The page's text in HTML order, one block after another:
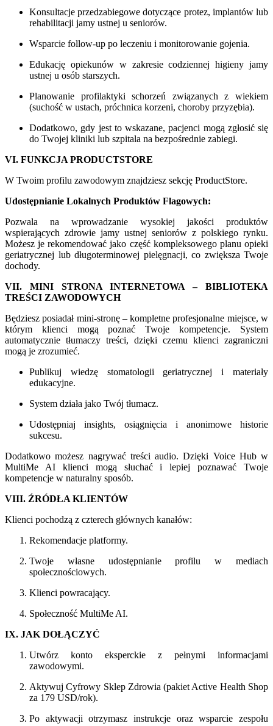
Konsultacje przedzabiegowe dotyczące protez, implantów lub
rehabilitacji jamy ustnej u seniorów.
Wsparcie follow-up po leczeniu i monitorowanie gojenia.
Edukację opiekunów w zakresie codziennej higieny jamy
ustnej u osób starszych.
Planowanie profilaktyki schorzeń związanych z wiekiem
(suchość w ustach, próchnica korzeni, choroby przyzębia).
Dodatkowo, gdy jest to wskazane, pacjenci mogą zgłosić się
do Twojej kliniki lub szpitala na bezpośrednie zabiegi.
VI. FUNKCJA PRODUCTSTORE
W Twoim profilu zawodowym znajdziesz sekcję ProductStore.
Udostępnianie Lokalnych Produktów Flagowych:
Pozwala na wprowadzanie wysokiej jakości produktów
wspierających zdrowie jamy ustnej seniorów z polskiego rynku.
Możesz je rekomendować jako część kompleksowego planu opieki
geriatrycznej lub długoterminowej pielęgnacji, co zwiększa Twoje
dochody.
VII. MINI STRONA INTERNETOWA – BIBLIOTEKA
TREŚCI ZAWODOWYCH
Będziesz posiadał mini-stronę – kompletne profesjonalne miejsce, w
którym klienci mogą poznać Twoje kompetencje. System
automatycznie tłumaczy treści, dzięki czemu klienci zagraniczni
mogą je zrozumieć.
Publikuj wiedzę stomatologii geriatrycznej i materiały
edukacyjne.
System działa jako Twój tłumacz.
Udostępniaj insights, osiągnięcia i anonimowe historie
sukcesu.
Dodatkowo możesz nagrywać treści audio. Dzięki Voice Hub w
MultiMe AI klienci mogą słuchać i lepiej poznawać Twoje
kompetencje w naturalny sposób.
VIII. ŹRÓDŁA KLIENTÓW
Klienci pochodzą z czterech głównych kanałów:
Rekomendacje platformy.
Twoje własne udostępnianie profilu w mediach
społecznościowych.
Klienci powracający.
Społeczność MultiMe AI.
IX. JAK DOŁĄCZYĆ
Utwórz konto eksperckie z pełnymi informacjami
zawodowymi.
Aktywuj Cyfrowy Sklep Zdrowia (pakiet Active Health Shop
za 179 USD/rok).
Po aktywacji otrzymasz instrukcje oraz wsparcie zespołu